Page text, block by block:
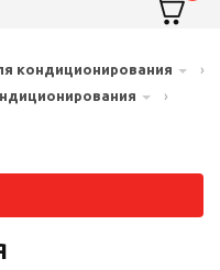
кондиционирования
›
›